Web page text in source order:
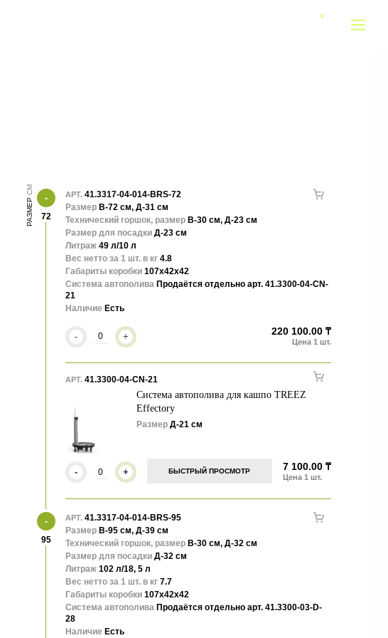
РАЗМЕР 72
АРТ. 41.3317-04-014-BRS-72
Размер В-72 см, Д-31 см
Технический горшок, размер В-30 см, Д-23 см
Размер для посадки Д-23 см
Литраж 49 л/10 л
Вес нетто за 1 шт. в кг 4.8
Габариты коробки 107x42x42
Система автополива Продаётся отдельно арт. 41.3300-04-CN-
21
Наличие Есть
- + 220 100.00 ₸
АРТ. 41.3300-04-CN-21
Система автополива для кашпо TREEZ
Effectory
Размер Д-21 см
БЫСТРЫЙ ПРОСМОТР
- + 7 100.00 ₸
95
АРТ. 41.3317-04-014-BRS-95
Размер В-95 см, Д-39 см
Технический горшок, размер В-30 см, Д-32 см
Размер для посадки Д-32 см
Литраж 102 л/18, 5 л
Вес нетто за 1 шт. в кг 7.7
Габариты коробки 107x42x42
Система автополива Продаётся отдельно арт. 41.3300-03-D-
28
Наличие Есть